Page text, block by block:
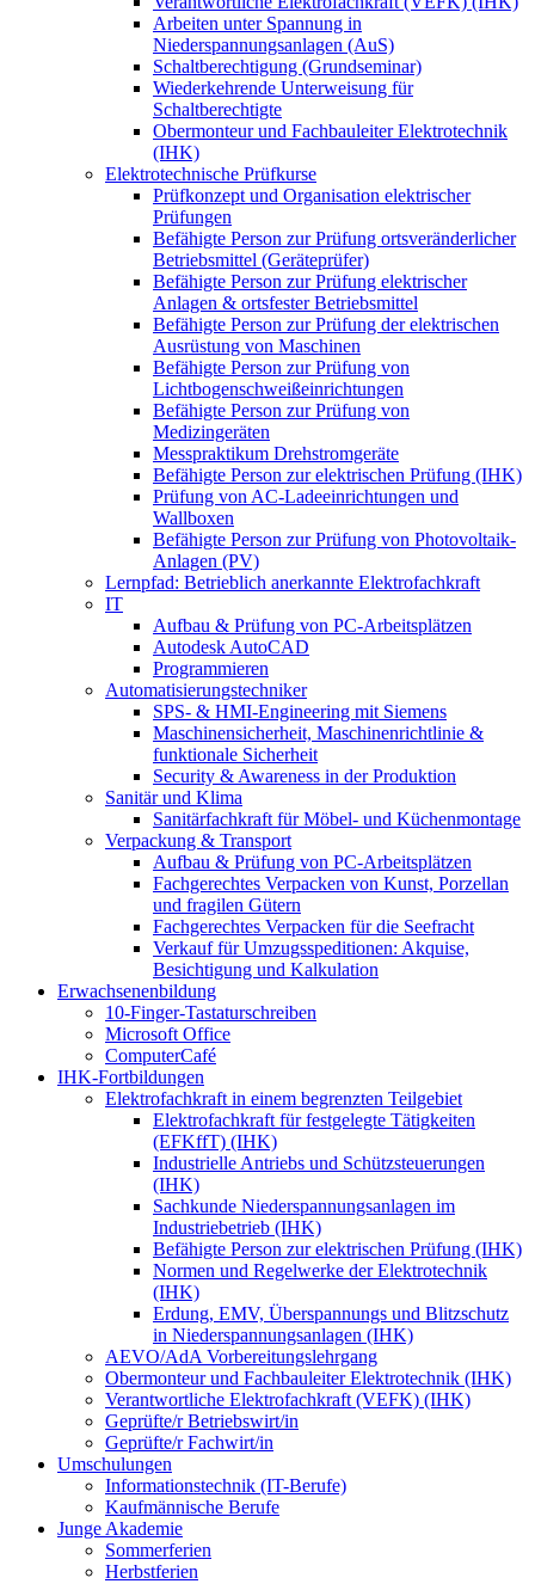
Arbeiten unter Spannung in
Niederspannungsanlagen (AuS)
Schaltberechtigung (Grundseminar)
Wiederkehrende Unterweisung für
Schaltberechtigte
Obermonteur und Fachbauleiter Elektrotechnik
(IHK)
Elektrotechnische Prüfkurse
Prüfkonzept und Organisation elektrischer
Prüfungen
Befähigte Person zur Prüfung ortsveränderlicher
Betriebsmittel (Geräteprüfer)
Befähigte Person zur Prüfung elektrischer
Anlagen & ortsfester Betriebsmittel
Befähigte Person zur Prüfung der elektrischen
Ausrüstung von Maschinen
Befähigte Person zur Prüfung von
Lichtbogenschweißeinrichtungen
Befähigte Person zur Prüfung von
Medizingeräten
Messpraktikum Drehstromgeräte
Befähigte Person zur elektrischen Prüfung (IHK)
Prüfung von AC-Ladeeinrichtungen und
Wallboxen
Befähigte Person zur Prüfung von Photovoltaik-
Anlagen (PV)
Lernpfad: Betrieblich anerkannte Elektrofachkraft
IT
Aufbau & Prüfung von PC-Arbeitsplätzen
Autodesk AutoCAD
Programmieren
Automatisierungstechniker
SPS‑ & HMI‑Engineering mit Siemens
Maschinensicherheit, Maschinenrichtlinie &
funktionale Sicherheit
Security & Awareness in der Produktion
Sanitär und Klima
Sanitärfachkraft für Möbel- und Küchenmontage
Verpackung & Transport
Aufbau & Prüfung von PC-Arbeitsplätzen
Fachgerechtes Verpacken von Kunst, Porzellan
und fragilen Gütern
Fachgerechtes Verpacken für die Seefracht
Verkauf für Umzugsspeditionen: Akquise,
Besichtigung und Kalkulation
Erwachsenenbildung
10-Finger-Tastaturschreiben
Microsoft Office
ComputerCafé
IHK-Fortbildungen
Elektrofachkraft in einem begrenzten Teilgebiet
Elektrofachkraft für festgelegte Tätigkeiten
(EFKffT) (IHK)
Industrielle Antriebs und Schützsteuerungen
(IHK)
Sachkunde Niederspannungsanlagen im
Industriebetrieb (IHK)
Befähigte Person zur elektrischen Prüfung (IHK)
Normen und Regelwerke der Elektrotechnik
(IHK)
Erdung, EMV, Überspannungs und Blitzschutz
in Niederspannungsanlagen (IHK)
AEVO/AdA Vorbereitungslehrgang
Obermonteur und Fachbauleiter Elektrotechnik (IHK)
Verantwortliche Elektrofachkraft (VEFK) (IHK)
Geprüfte/r Betriebswirt/in
Geprüfte/r Fachwirt/in
Umschulungen
Informationstechnik (IT-Berufe)
Kaufmännische Berufe
Junge Akademie
Sommerferien
Herbstferien